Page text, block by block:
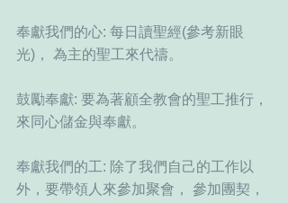
奉獻我們的心: 每日讀聖經(參考新眼
光)， 為主的聖工來代禱。
鼓勵奉獻: 要為著顧全教會的聖工推行，
來同心儲金與奉獻。
奉獻我們的工: 除了我們自己的工作以
外，要帶領人來參加聚會， 參加團契，